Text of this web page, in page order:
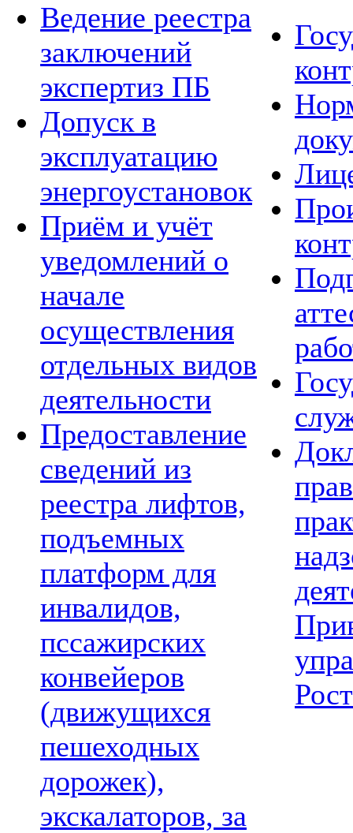
Ведение реестра
заключений
экспертиз ПБ
Допуск в
эксплуатацию
энергоустановок
Приём и учёт
уведомлений о
начале
осуществления
отдельных видов
деятельности
Предоставление
сведений из
реестра лифтов,
подъемных
платформ для
инвалидов,
пссажирских
конвейеров
(движущихся
пешеходных
дорожек),
экскалаторов, за